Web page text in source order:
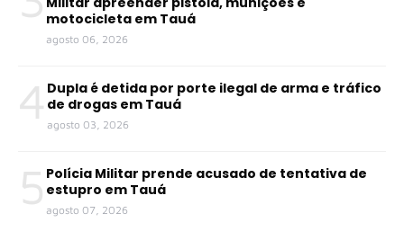
motocicleta em Tauá
agosto 06, 2026
4 Dupla é detida por porte ilegal de arma e tráfico
de drogas em Tauá
agosto 03, 2026
5 Polícia Militar prende acusado de tentativa de
estupro em Tauá
agosto 07, 2026